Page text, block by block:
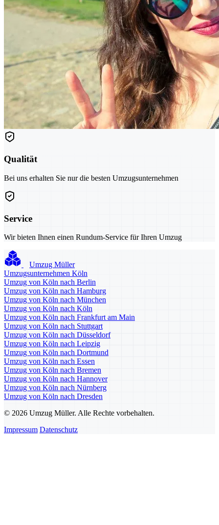
Qualität
Bei uns erhalten Sie nur die besten Umzugsunternehmen
Service
Wir bieten Ihnen einen Rundum-Service für Ihren Umzug
Umzug Müller
Umzugsunternehmen Köln
Umzug von Köln nach Berlin
Umzug von Köln nach Hamburg
Umzug von Köln nach München
Umzug von Köln nach Köln
Umzug von Köln nach Frankfurt am Main
Umzug von Köln nach Stuttgart
Umzug von Köln nach Düsseldorf
Umzug von Köln nach Leipzig
Umzug von Köln nach Dortmund
Umzug von Köln nach Essen
Umzug von Köln nach Bremen
Umzug von Köln nach Hannover
Umzug von Köln nach Nürnberg
Umzug von Köln nach Dresden
© 2026 Umzug Müller. Alle Rechte vorbehalten.
Impressum Datenschutz